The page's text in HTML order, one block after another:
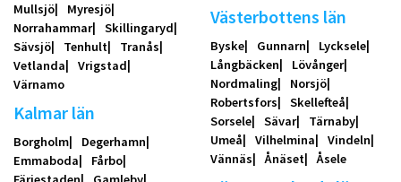
Mullsjö
Myresjö
Norrahammar
Skillingaryd
Sävsjö
Tenhult
Tranås
Vetlanda
Vrigstad
Värnamo
Kalmar län
Borgholm
Degerhamn
Emmaboda
Fårbo
Västerbottens län
Byske Gunnarn
Lycksele
Långbäcken
Lövånger
Nordmaling
Norsjö
Robertsfors
Skellefteå
Sorsele
Sävar
Tärnaby
Umeå
Vilhelmina
Vindeln
Vännäs
Ånäset Åsele